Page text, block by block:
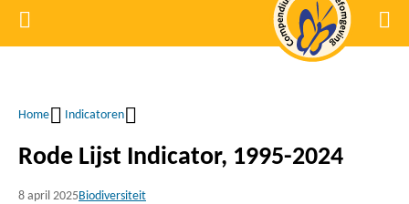
gaanvoor de
Home
Kruimelpad
Home Indicatoren
Rode Lijst Indicator, 1995-2024
8 april 2025Biodiversiteit